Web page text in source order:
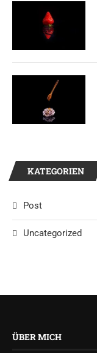
KATEGORIEN
Post
Uncategorized
ÜBER MICH